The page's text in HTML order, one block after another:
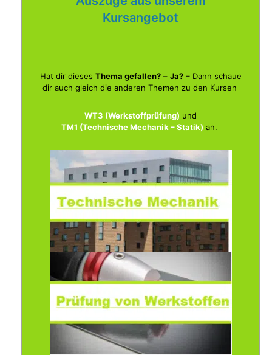
Kursangebot
Hat dir dieses Thema gefallen?– Ja?– Dann schaue
dir auch gleich die anderen Themen zu den Kursen
WT3 (Werkstoffprüfung) und
TM1 (Technische Mechanik – Statik) an.